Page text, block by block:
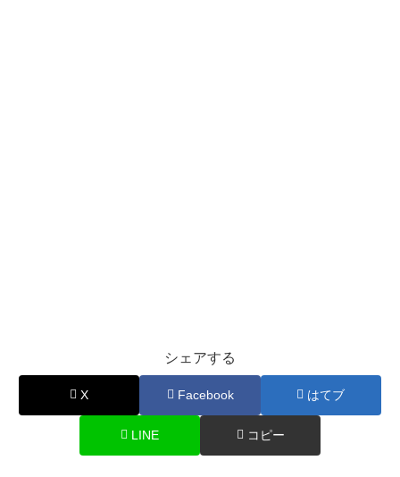
シェアする
X Facebook はてブ
LINE コピー